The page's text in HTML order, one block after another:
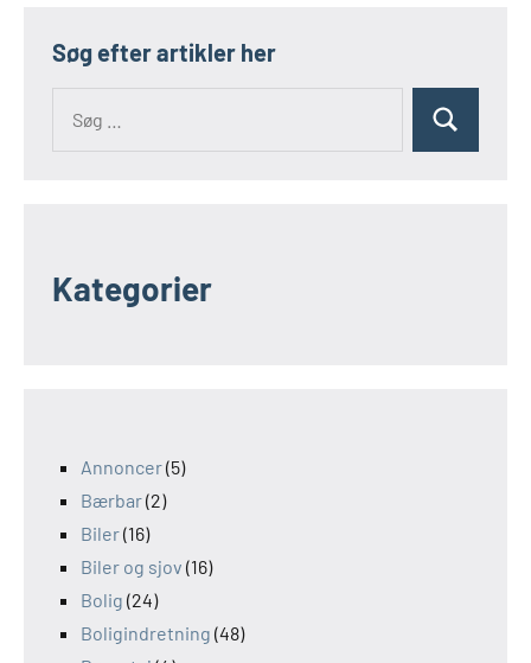
Søg efter artikler her
Kategorier
Annoncer(5)
Bærbar(2)
Biler(16)
Biler og sjov (16)
Bolig (24)
Boligindretning (48)